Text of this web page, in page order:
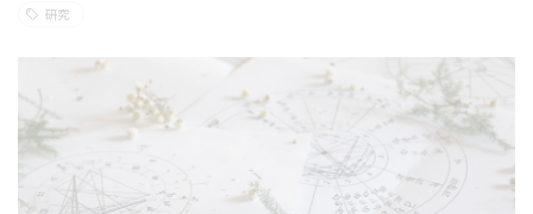
研究